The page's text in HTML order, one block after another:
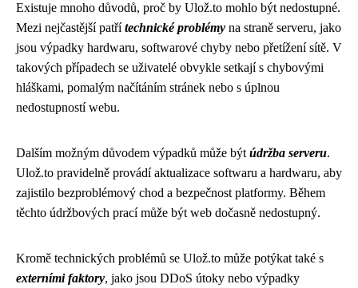
Existuje mnoho důvodů, proč by Ulož.to mohlo být nedostupné.
Mezi nejčastější patřítechnické problémy na straně serveru, jako
jsou výpadky hardwaru, softwarové chyby nebo přetížení sítě. V
takových případech se uživatelé obvykle setkají s chybovými
hláškami, pomalým načítáním stránek nebo s úplnou
nedostupností webu.
Dalším možným důvodem výpadků může být údržba serveru.
Ulož.to pravidelně provádí aktualizace softwaru a hardwaru, aby
zajistilo bezproblémový chod a bezpečnost platformy. Během
těchto údržbových prací může být web dočasně nedostupný.
Kromě technických problémů se Ulož.to může potýkat také s
externími faktory, jako jsou DDoS útoky nebo výpadky